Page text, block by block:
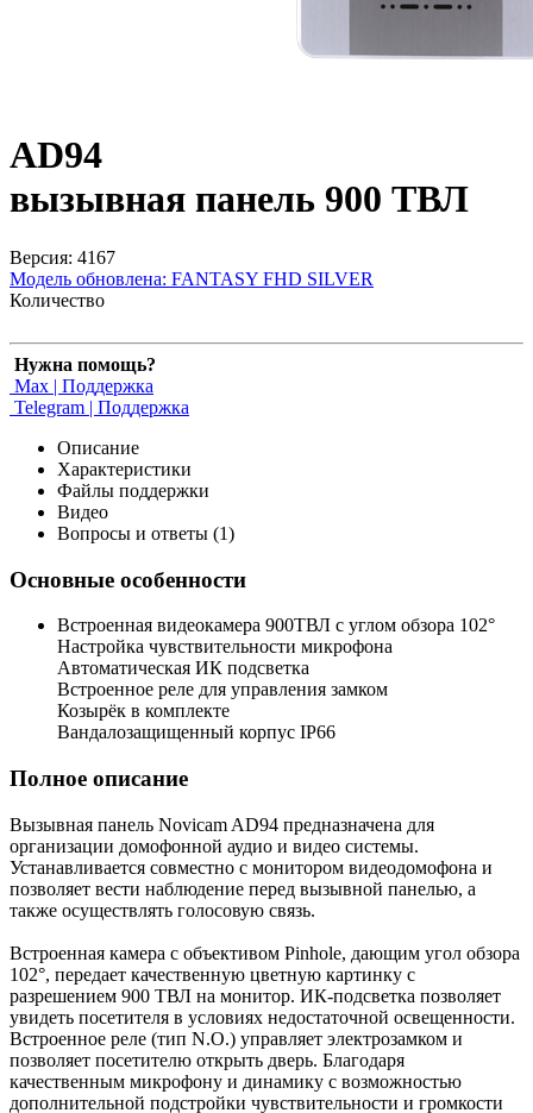
AD94
вызывная панель 900 ТВЛ
Версия: 4167
Модель обновлена: FANTASY FHD SILVER
Количество
Нужна помощь?
Max | Поддержка
Telegram | Поддержка
Описание
Характеристики
Файлы поддержки
Видео
Вопросы и ответы (1)
Основные особенности
Встроенная видеокамера 900ТВЛ с углом обзора 102°
Настройка чувствительности микрофона
Автоматическая ИК подсветка
Встроенное реле для управления замком
Козырёк в комплекте
Вандалозащищенный корпус IP66
Полное описание
Вызывная панель Novicam AD94 предназначена для
организации домофонной аудио и видео системы.
Устанавливается совместно с монитором видеодомофона и
позволяет вести наблюдение перед вызывной панелью, а
также осуществлять голосовую связь.
Встроенная камера с объективом Pinhole, дающим угол обзора
102°, передает качественную цветную картинку c
разрешением 900 ТВЛ на монитор. ИК-подсветка позволяет
увидеть посетителя в условиях недостаточной освещенности.
Встроенное реле (тип N.O.) управляет электрозамком и
позволяет посетителю открыть дверь. Благодаря
качественным микрофону и динамику с возможностью
дополнительной подстройки чувствительности и громкости